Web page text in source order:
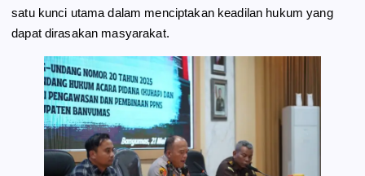
satu kunci utama dalam menciptakan keadilan hukum yang
dapat dirasakan masyarakat.